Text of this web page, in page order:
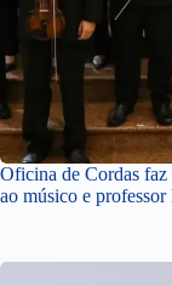
Oficina de Cordas faz
ao músico e